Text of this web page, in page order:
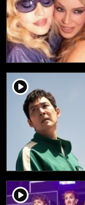
player2
player2